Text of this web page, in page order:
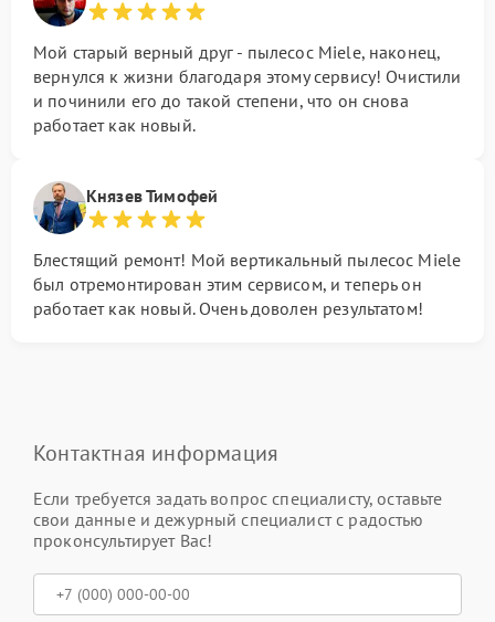
Мой старый верный друг - пылесос Miele, наконец,
вернулся к жизни благодаря этому сервису! Очистили
и починили его до такой степени, что он снова
работает как новый.
Князев Тимофей
Блестящий ремонт! Мой вертикальный пылесос Miele
был отремонтирован этим сервисом, и теперь он
работает как новый. Очень доволен результатом!
Контактная информация
Если требуется задать вопрос специалисту, оставьте
свои данные и дежурный специалист с радостью
проконсультирует Вас!